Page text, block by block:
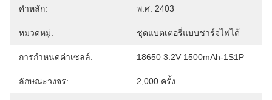
คำหลัก: พ.ศ. 2403
หมวดหมู่: ชุดแบตเตอรี่แบบชาร์จไฟได้
การกำหนดค่าเซลล์: 18650 3.2V 1500mAh-1S1P
ลักษณะวงจร: 2,000 ครั้ง